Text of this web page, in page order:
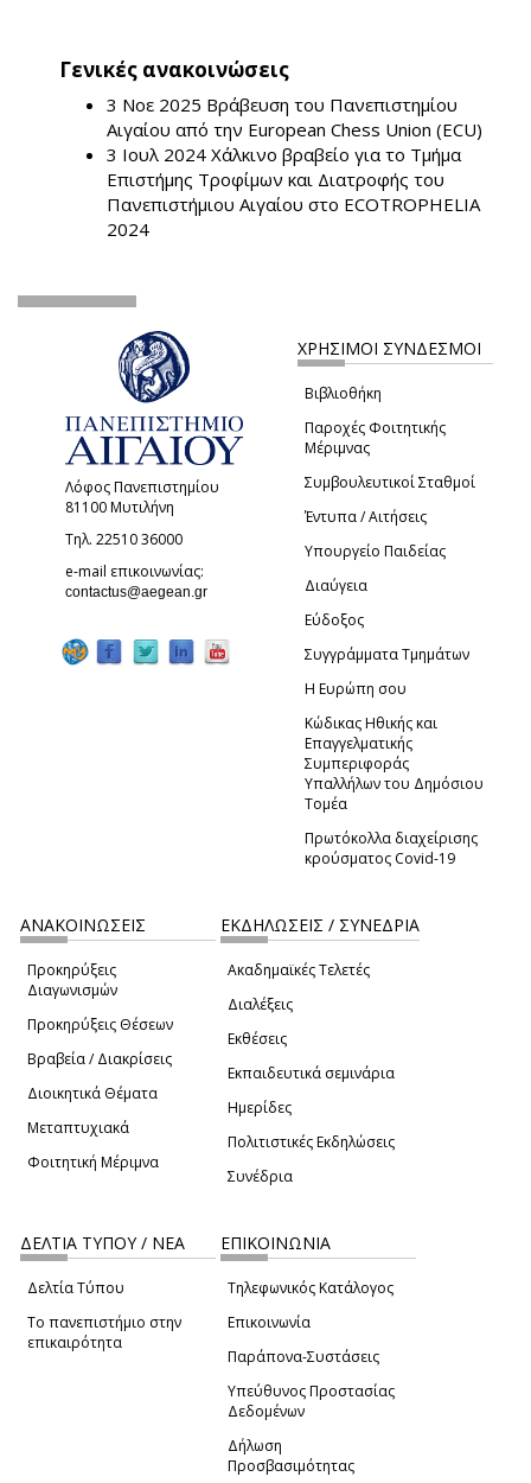
Γενικές ανακοινώσεις
3 Νοε 2025 Βράβευση του Πανεπιστημίου
Αιγαίου από την European Chess Union (ECU)
3 Ιουλ 2024 Χάλκινο βραβείο για το Τμήμα
Επιστήμης Τροφίμων και Διατροφής του
Πανεπιστήμιου Αιγαίου στο ECOTROPHELIA
2024
Λόφος Πανεπιστημίου
81100 Μυτιλήνη
Τηλ. 22510 36000
e-mail επικοινωνίας:
contactus@aegean.gr (link sends e-mail)
ΧΡΗΣΙΜΟΙ ΣΥΝΔΕΣΜΟΙ
Βιβλιοθήκη
Παροχές Φοιτητικής
Μέριμνας
Συμβουλευτικοί Σταθμοί
Έντυπα / Αιτήσεις
Υπουργείο Παιδείας
Διαύγεια
Εύδοξος
Συγγράμματα Τμημάτων
Η Ευρώπη σου
Κώδικας Ηθικής και
Επαγγελματικής
Συμπεριφοράς
Υπαλλήλων του Δημόσιου
Τομέα
Πρωτόκολλα διαχείρισης
κρούσματος Covid-19
ΑΝΑΚΟΙΝΩΣΕΙΣ
Προκηρύξεις
Διαγωνισμών
Προκηρύξεις Θέσεων
Βραβεία / Διακρίσεις
Διοικητικά Θέματα
Μεταπτυχιακά
Φοιτητική Μέριμνα
ΕΚΔΗΛΩΣΕΙΣ / ΣΥΝΕΔΡΙΑ
Ακαδημαϊκές Τελετές
Διαλέξεις
Εκθέσεις
Εκπαιδευτικά σεμινάρια
Ημερίδες
Πολιτιστικές Εκδηλώσεις
Συνέδρια
ΔΕΛΤΙΑ ΤΥΠΟΥ / ΝΕΑ
Δελτία Τύπου
Το πανεπιστήμιο στην
επικαιρότητα
ΕΠΙΚΟΙΝΩΝΙΑ
Τηλεφωνικός Κατάλογος
Επικοινωνία
Παράπονα-Συστάσεις
Υπεύθυνος Προστασίας
Δεδομένων
Δήλωση
Προσβασιμότητας